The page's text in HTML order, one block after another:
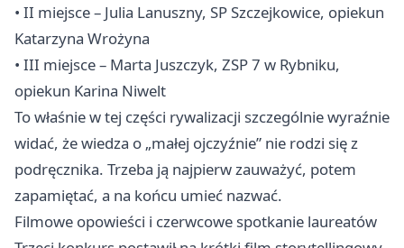
• II miejsce – Julia Lanuszny, SP Szczejkowice, opiekun
Katarzyna Wrożyna
• III miejsce – Marta Juszczyk, ZSP 7 w Rybniku,
opiekun Karina Niwelt
To właśnie w tej części rywalizacji szczególnie wyraźnie
widać, że wiedza o „małej ojczyźnie” nie rodzi się z
podręcznika. Trzeba ją najpierw zauważyć, potem
zapamiętać, a na końcu umieć nazwać.
Filmowe opowieści i czerwcowe spotkanie laureatów